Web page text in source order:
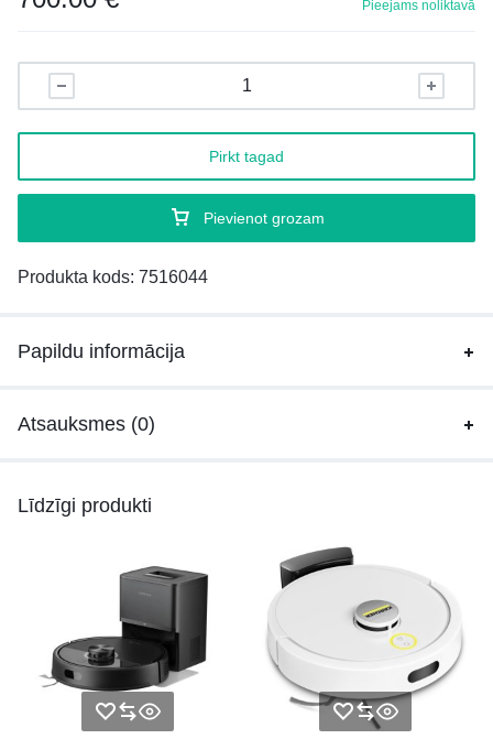
Pieejams noliktavā
Pievienot grozam
Pirkt tagad
Produkta kods: 7516044
Papildu informācija
Atsauksmes (0)
Līdzīgi produkti